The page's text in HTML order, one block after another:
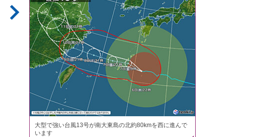
大型で強い台風13号が南大東島の北約80kmを西に進んで
います